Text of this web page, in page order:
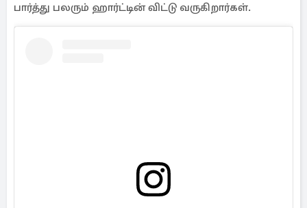
பார்த்து பலரும் ஹார்ட்டின் விட்டு வருகிறார்கள்.